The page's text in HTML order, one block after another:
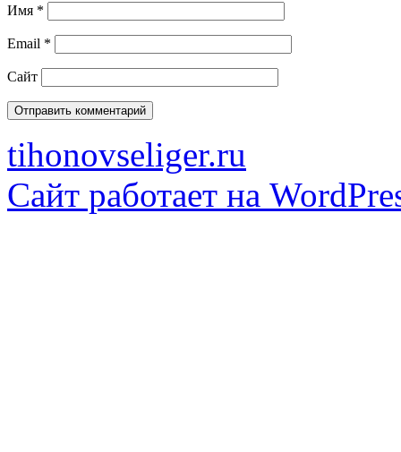
Имя *
Email *
Сайт
tihonovseliger.ru
Сайт работает на